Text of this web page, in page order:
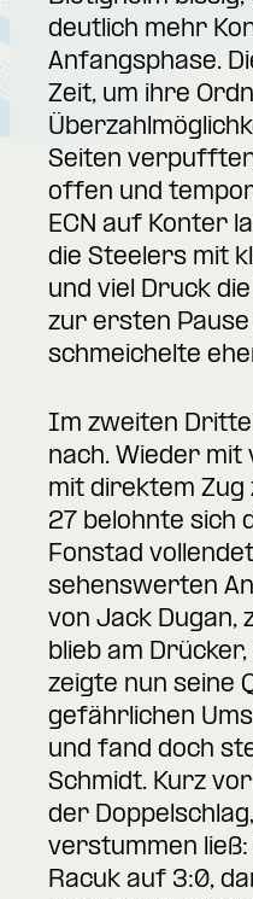
deutlich mehr
Anfangsphase.
Zeit, um ihre
Seiten
offen und
ECN auf Konter
die Steelers mit
und viel Druck
zur ersten
schmeichelte
Im zweiten
nach. Wieder mit
mit direktem Zug
27 belohnte sich
Fonstad
sehenswerten
von Jack Dugan,
blieb am
zeigte nun seine
gefährlichen
und fand doch
Schmidt. Kurz
der
verstummen
Racuk auf 3:0,